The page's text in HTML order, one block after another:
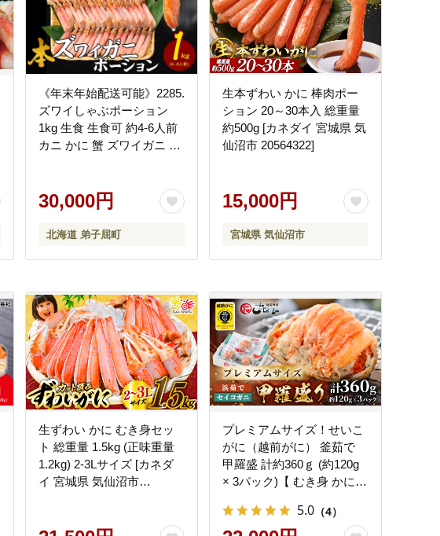
《年末年始配送可能》2285.
ズワイしゃぶポーション
1kg 生食 生食可 約4-6人前
カニ かに 蟹 ズワイガニ 送
30,000円
北海道 弟子屈町
生本ずわい かに 棒肉ポー
ション 20～30本入 総重量
約500g [カネダイ 宮城県 気
仙沼市 20564322]
15,000円
宮城県 気仙沼市
生ずわい かに むき身セッ
ト 総重量 1.5kg (正味重量
1.2kg) 2-3Lサイズ [カネダ
イ 宮城県 気仙沼市
プレミアムサイズ！せいこ
がに（越前がに） 釜茹で
甲羅盛 計約360ｇ (約120g
× 3パック)【 むき身 かにみ
ぐし身 ずわい蟹 ズワイガ
ニ セコガニ メス せいこが
5.0 （4）